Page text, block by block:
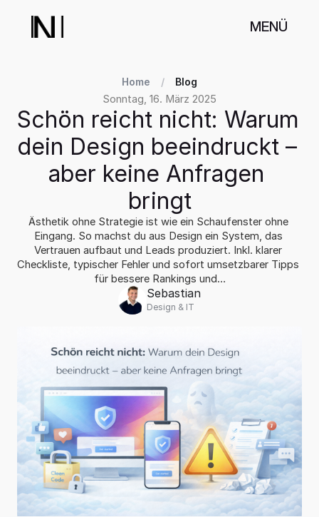
MENÜ
Home / Blog
Sonntag, 16. März 2025
Schön reicht nicht: Warum
dein Design beeindruckt –
aber keine Anfragen
bringt
Ästhetik ohne Strategie ist wie ein Schaufenster ohne
Eingang. So machst du aus Design ein System, das
Vertrauen aufbaut und Leads produziert. Inkl. klarer
Checkliste, typischer Fehler und sofort umsetzbarer Tipps
für bessere Rankings und…
Sebastian
Design & IT